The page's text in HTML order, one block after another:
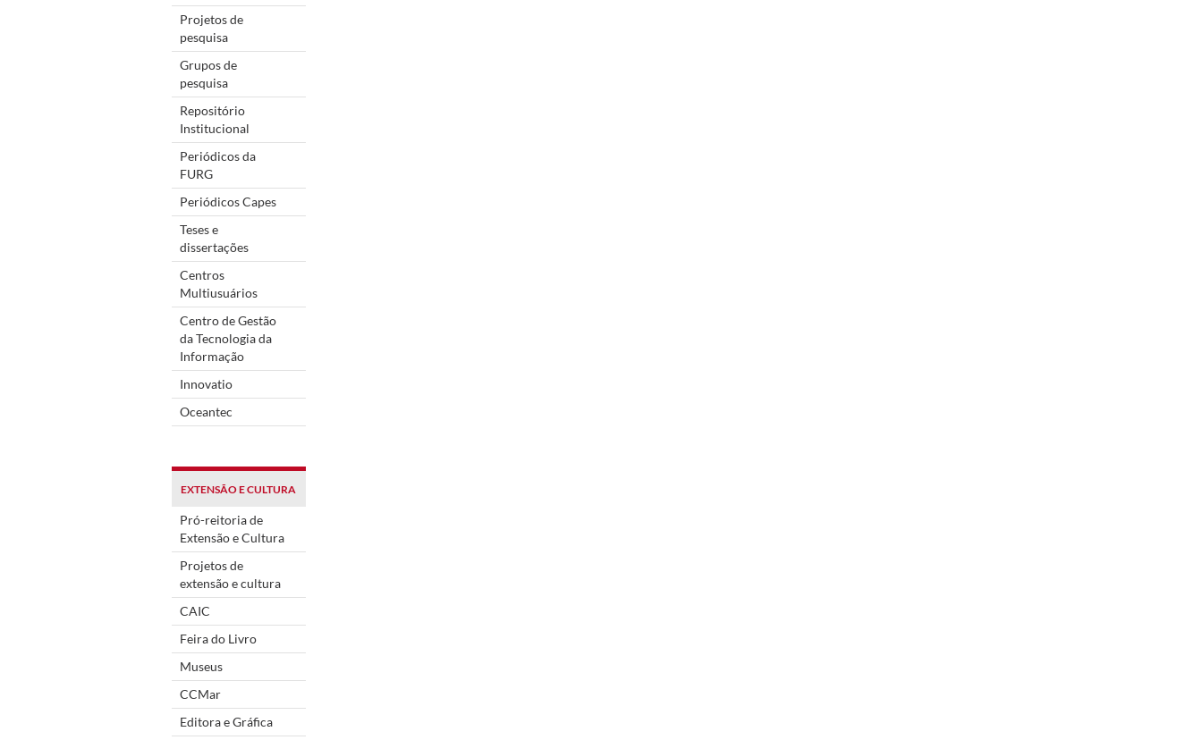
Projetos de
pesquisa
Grupos de
pesquisa
Repositório
Institucional
Periódicos da
FURG
Periódicos Capes
Teses e
dissertações
Centros
Multiusuários
Centro de Gestão
da Tecnologia da
Informação
Innovatio
Oceantec
EXTENSÃO E CULTURA
Pró-reitoria de
Extensão e Cultura
Projetos de
extensão e cultura
CAIC
Feira do Livro
Museus
CCMar
Editora e Gráfica